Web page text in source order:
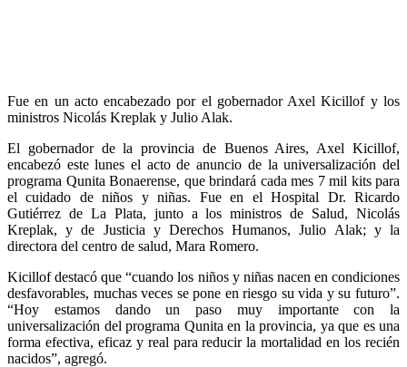
Fue en un acto encabezado por el gobernador Axel Kicillof y los
ministros Nicolás Kreplak y Julio Alak.
El gobernador de la provincia de Buenos Aires, Axel Kicillof,
encabezó este lunes el acto de anuncio de la universalización del
programa Qunita Bonaerense, que brindará cada mes 7 mil kits para
el cuidado de niños y niñas. Fue en el Hospital Dr. Ricardo
Gutiérrez de La Plata, junto a los ministros de Salud, Nicolás
Kreplak, y de Justicia y Derechos Humanos, Julio Alak; y la
directora del centro de salud, Mara Romero.
Kicillof destacó que “cuando los niños y niñas nacen en condiciones
desfavorables, muchas veces se pone en riesgo su vida y su futuro”.
“Hoy estamos dando un paso muy importante con la
universalización del programa Qunita en la provincia, ya que es una
forma efectiva, eficaz y real para reducir la mortalidad en los recién
nacidos”, agregó.